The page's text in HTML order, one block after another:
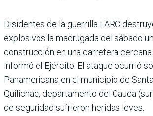
Disidentes de la guerrilla FARC
explosivos la madrugada del sábado
construcción en una carretera cercana
informó el Ejército. El ataque ocurrió
Panamericana en el municipio de
Quilichao, departamento del Cauca
de seguridad sufrieron heridas leves.